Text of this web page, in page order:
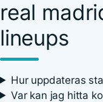
real
lineups
Hur uppdateras
Var kan jag hitta